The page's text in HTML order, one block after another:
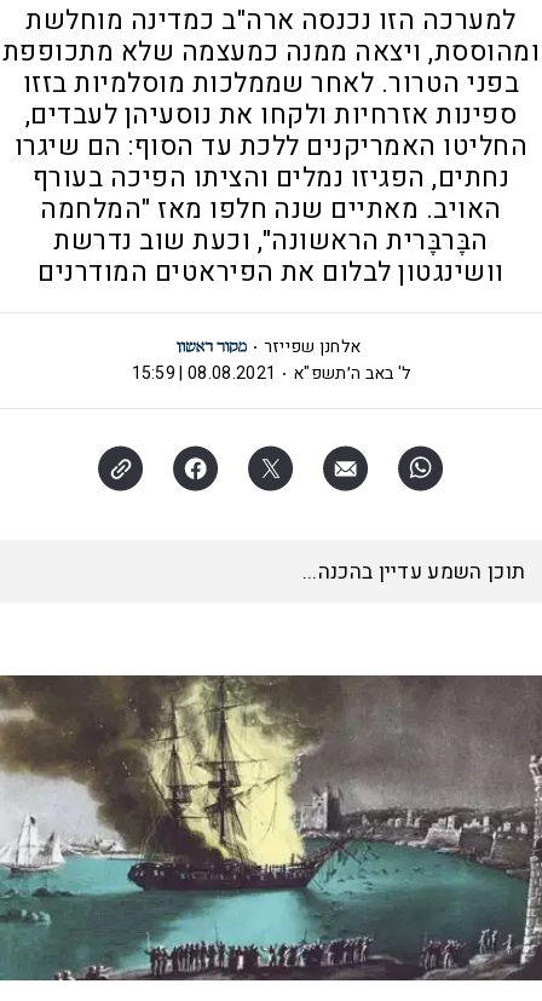
למערכה הזו נכנסה ארה"ב כמדינה מוחלשת
ומהוססת, ויצאה ממנה כמעצמה שלא מתכופפת
בפני הטרור. לאחר שממלכות מוסלמיות בזזו
ספינות אזרחיות ולקחו את נוסעיהן לעבדים,
החליטו האמריקנים ללכת עד הסוף: הם שיגרו
נחתים, הפגיזו נמלים והציתו הפיכה בעורף
האויב. מאתיים שנה חלפו מאז "המלחמה
הבֶּרבֶּרית הראשונה", וכעת שוב נדרשת
וושינגטון לבלום את הפיראטים המודרנים
אלחנן שפייזר
ל' באב ה׳תשפ"א
08.08.2021 | 15:59
תוכן השמע עדיין בהכנה...